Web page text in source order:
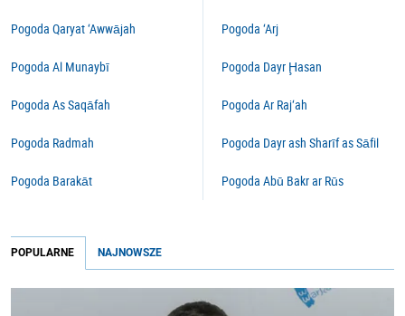
Pogoda Qaryat ‘Awwājah
Pogoda Al Munaybī
Pogoda As Saqāfah
Pogoda Radmah
Pogoda Barakāt
Pogoda ‘Arj
Pogoda Dayr Ḩasan
Pogoda Ar Raj‘ah
Pogoda Dayr ash Sharīf as Sāfil
Pogoda Abū Bakr ar Rūs
POPULARNE NAJNOWSZE